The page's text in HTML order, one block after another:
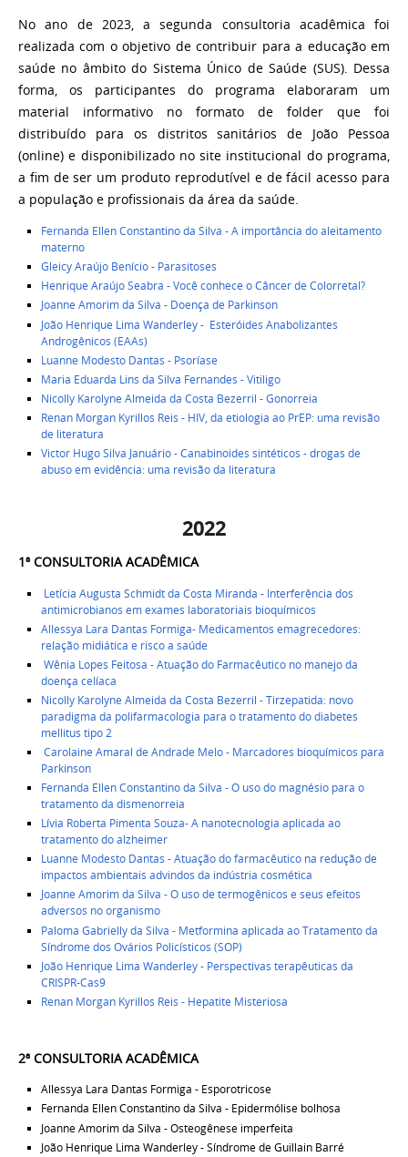
No ano de 2023, a segunda consultoria acadêmica foi
realizada com o objetivo de contribuir para a educação em
saúde no âmbito do Sistema Único de Saúde (SUS). Dessa
forma, os participantes do programa elaboraram um
material informativo no formato de folder que foi
distribuído para os distritos sanitários de João Pessoa
(online) e disponibilizado no site institucional do programa,
a fim de ser um produto reprodutível e de fácil acesso para
a população e profissionais da área da saúde.
Fernanda Ellen Constantino da Silva - A importância do aleitamento
materno
Gleicy Araújo Benício - Parasitoses
Henrique Araújo Seabra - Você conhece o Câncer de Colorretal?
Joanne Amorim da Silva - Doença de Parkinson
João Henrique Lima Wanderley - Esteróides Anabolizantes
Androgênicos (EAAs)
Luanne Modesto Dantas - Psoríase
Maria Eduarda Lins da Silva Fernandes - Vitiligo
Nicolly Karolyne Almeida da Costa Bezerril - Gonorreia
Renan Morgan Kyrillos Reis - HIV, da etiologia ao PrEP: uma revisão
de literatura
Victor Hugo Silva Januário - Canabinoides sintéticos - drogas de
abuso em evidência: uma revisão da literatura
2022
1ª CONSULTORIA ACADÊMICA ​
Letícia Augusta Schmidt da Costa Miranda - Interferência dos
antimicrobianos em exames laboratoriais bioquímicos
Allessya Lara Dantas Formiga- Medicamentos emagrecedores:
relação midiática e risco a saúde
Wênia Lopes Feitosa - Atuação do Farmacêutico no manejo da
doença celíaca
Nicolly Karolyne Almeida da Costa Bezerril - Tirzepatida: novo
paradigma da polifarmacologia para o tratamento do diabetes
mellitus tipo 2
Carolaine Amaral de Andrade Melo - Marcadores bioquímicos para
Parkinson
Fernanda Ellen Constantino da Silva -O uso do magnésio para o
tratamento da dismenorreia
Lívia Roberta Pimenta Souza-A nanotecnologia aplicada ao
tratamento do alzheimer
Luanne Modesto Dantas -Atuação do farmacêutico na redução de
impactos ambientais advindos da indústria cosmética
Joanne Amorim da Silva - O uso de termogênicos e seus efeitos
adversos no organismo
Paloma Gabrielly da Silva - Metformina aplicada ao Tratamento da
Síndrome dos Ovários Policísticos (SOP)
João Henrique Lima Wanderley - Perspectivas terapêuticas da
CRISPR-Cas9
Renan Morgan Kyrillos Reis - Hepatite Misteriosa
2ª CONSULTORIA ACADÊMICA ​
Allessya Lara Dantas Formiga - Esporotricose
Fernanda Ellen Constantino da Silva - Epidermólise bolhosa
Joanne Amorim da Silva -Osteogênese imperfeita
João Henrique Lima Wanderley -Síndrome de Guillain Barré